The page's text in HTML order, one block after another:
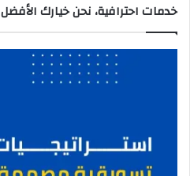
خدمات احترافية، نحن خيارك الأفضل